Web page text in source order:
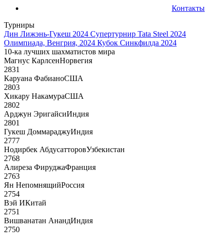
Контакты
Турниры
Дин Лижэнь-Гукеш 2024 Супертурнир Tata Steel 2024
Олимпиада, Венгрия, 2024 Кубок Синкфилда 2024
10-ка лучших шахматистов мира
Магнус КарлсенНорвегия
2831
Каруана ФабианоСША
2803
Хикару НакамураСША
2802
Арджун ЭригайсиИндия
2801
Гукеш ДоммараджуИндия
2777
Нодирбек АбдусатторовУзбекистан
2768
Алиреза ФируджаФранция
2763
Ян НепомнящийРоссия
2754
Вэй ИКитай
2751
Вишванатан АнандИндия
2750